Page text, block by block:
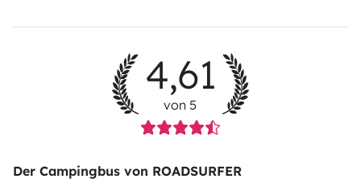
4,61
von 5
Der Campingbus von ROADSURFER